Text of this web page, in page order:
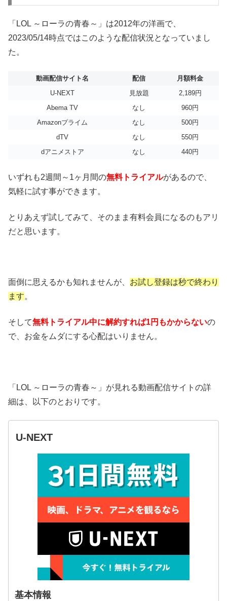
「LOL ～ローラの青春～」は2012年の洋画で、
2023/05/14時点ではこのような配信状況となっていまし
た。
動画配信サイト名 配信
月額料金
U-NEXT
見放題
2,189円
Abema TV
なし
960円
Amazonプライム
なし
500円
dTV
なし
550円
dアニメストア
なし 440円
いずれも2週間～1ヶ月間の無料トライアルがあるので、
気軽に試す事ができます。
とりあえず試してみて、そのまま有料会員になるのもアリ
だと思います。
面倒に思えるかも知れませんが、 お試し登録は秒で終わり
ます。
そして無料トライアル中に解約すれば1円もかからないの
で、お金をムダにする心配はいりません。
「LOL ～ローラの青春～」が見れる動画配信サイトの詳
細は、以下のとおりです。
U-NEXT
基本情報